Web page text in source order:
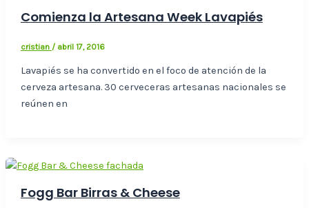
Comienza la Artesana Week Lavapiés
cristian / abril 17, 2016
Lavapiés se ha convertido en el foco de atención de la
cerveza artesana. 30 cerveceras artesanas nacionales se
reúnen en
Fogg Bar Birras & Cheese